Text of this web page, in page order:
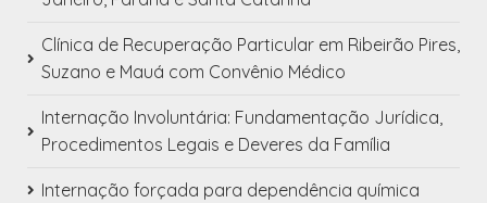
Clínica de Recuperação Particular em Ribeirão Pires,
Suzano e Mauá com Convênio Médico
Internação Involuntária: Fundamentação Jurídica,
Procedimentos Legais e Deveres da Família
Internação forçada para dependência química